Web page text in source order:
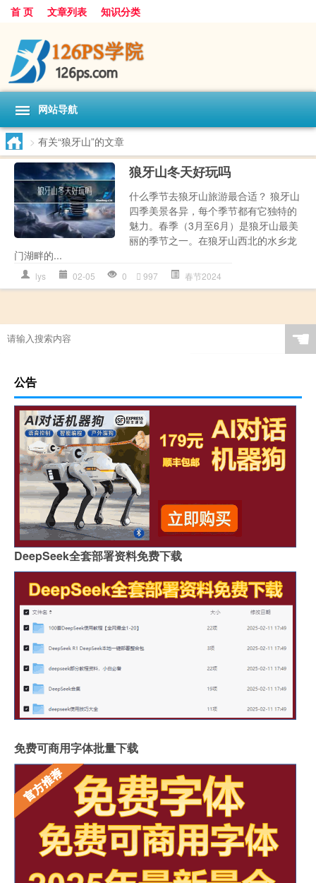
首 页 文章列表 知识分类
网站导航
> 有关“狼牙山”的文章
狼牙山冬天好玩吗
什么季节去狼牙山旅游最合适？ 狼牙山
四季美景各异，每个季节都有它独特的
魅力。春季（3月至6月）是狼牙山最美
丽的季节之一。在狼牙山西北的水乡龙
门湖畔的...
lys 02-05 0 997 春节2024
☚
公告
DeepSeek全套部署资料免费下载
免费可商用字体批量下载